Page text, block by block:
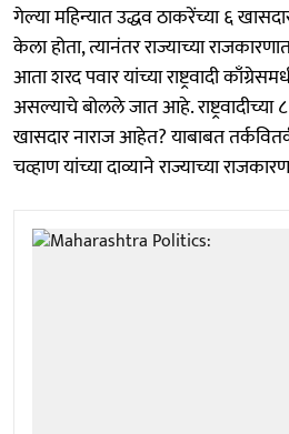
गेल्या महिन्यात उद्धव ठाकरेंच्या ६
केला होता, त्यानंतर राज्याच्या
आता शरद पवार यांच्या राष्ट्रवादी
असल्याचे बोलले जात आहे.
खासदार नाराज आहेत? याबाबत
चव्हाण यांच्या दाव्याने राज्याच्या